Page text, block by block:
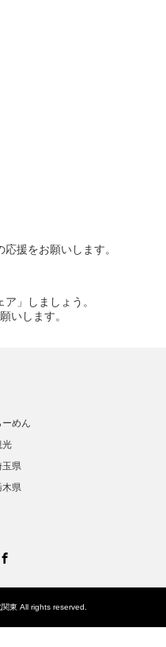
援をお願いします。
」しましょう。
いします。
ーめん
光
玉県
木県
関東 All rights reserved.